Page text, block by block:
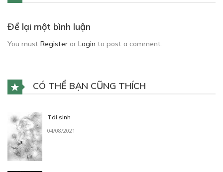
Để lại một bình luận
You must Register or Login to post a comment.
CÓ THỂ BẠN CŨNG THÍCH
Tái sinh
04/08/2021